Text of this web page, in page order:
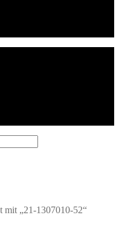
mit „21-1307010-52“